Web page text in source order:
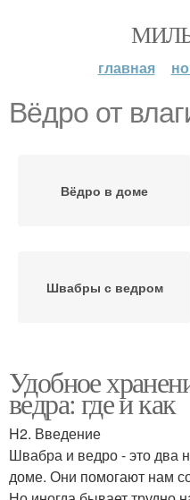
главная
Вёдро от
Вёдро в доме
Швабры с ведром
Удобное
ведра: где и как
H2. Введение
Швабра и ведро - это два
доме. Они помогают нам